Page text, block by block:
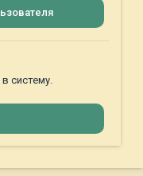
систему.